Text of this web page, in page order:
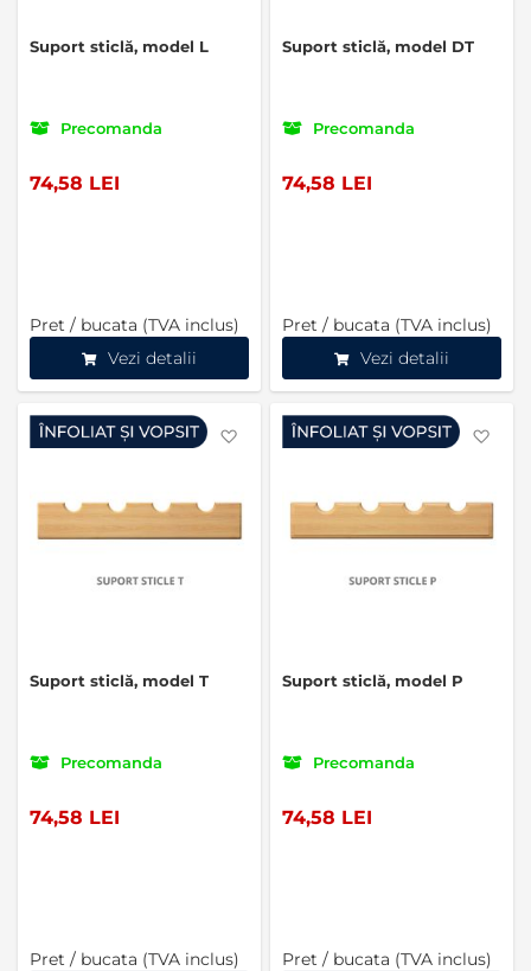
Suport sticlă, model L
Precomanda
74,58 LEI
Pret / bucata (TVA inclus)
Vezi detalii
Suport sticlă, model DT
Precomanda
74,58 LEI
Pret / bucata (TVA inclus)
Vezi detalii
Suport sticlă, model T
Precomanda
74,58 LEI
Pret / bucata (TVA inclus)
Favorite
Suport sticlă, model P
Precomanda
74,58 LEI
Pret / bucata (TVA inclus)